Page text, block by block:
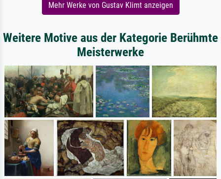
Mehr Werke von Gustav Klimt anzeigen
Weitere Motive aus der Kategorie Berühmte
Meisterwerke